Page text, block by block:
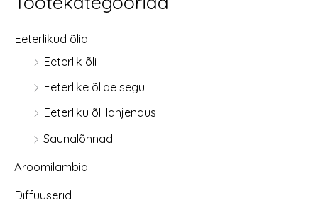
Eeterlikud õlid
Eeterlik õli
Eeterlike õlide segu
Eeterliku õli lahjendus
Saunalõhnad
Aroomilambid
Diffuuserid